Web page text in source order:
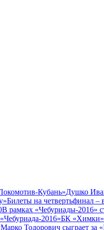
Кубань»Душко
Билеты на четвертьфинал –
В рамках «Чебуриады-2016»
2016»БК
Марко Тодорович сыграет за